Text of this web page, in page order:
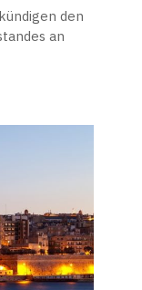
den
an